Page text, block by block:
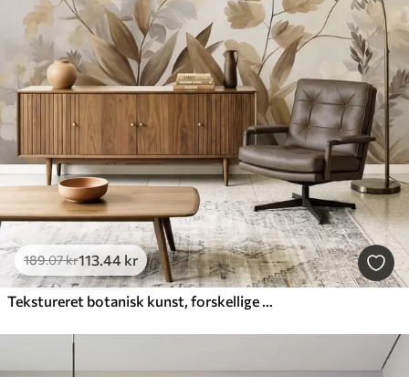
189.07kr113.44 kr
Tekstureret botanisk kunst, forskellige planter og blade i brune og beige nuancer